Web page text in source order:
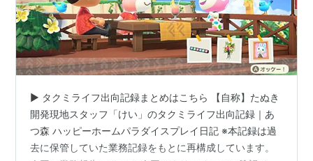
▶ タクミライフ出向記録まとめはこちら 【自称】たぬき
開発現地スタッフ「けい」のタクミライフ出向記録｜あ
つ森 ハッピーホームパラダイスプレイ日記 ※本記録は過
去に保管していた業務記録をもとに再構成しています。